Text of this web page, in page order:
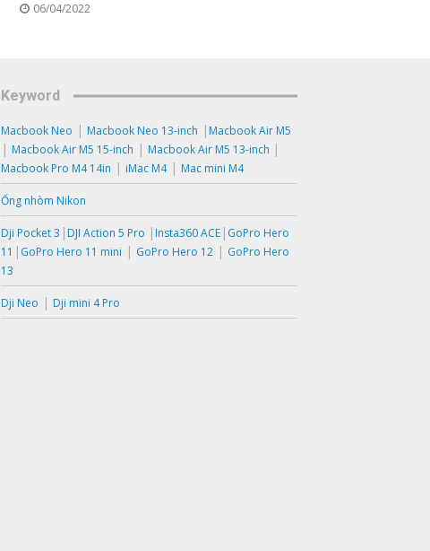
06/04/2022
Keyword
Macbook Neo | Macbook Neo 13-inch | Macbook Air M5
| Macbook Air M5 15-inch | Macbook Air M5 13-inch |
Macbook Pro M4 14in | iMac M4| Mac mini M4
Ống nhòm Nikon
Dji Pocket 3 | DJI Action 5 Pro | Insta360 ACE | GoPro Hero
11 | GoPro Hero 11 mini | GoPro Hero 12 | GoPro Hero
13
Dji Neo | Dji mini 4 Pro